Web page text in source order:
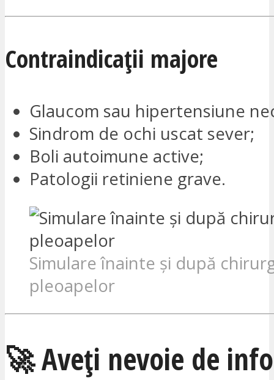
Contraindicații majore
Glaucom sau hipertensiune
Sindrom de ochi uscat sever;
Boli autoimune active;
Patologii retiniene grave.
Simulare înainte și după
pleoapelor
🚀 Aveți nevoie de